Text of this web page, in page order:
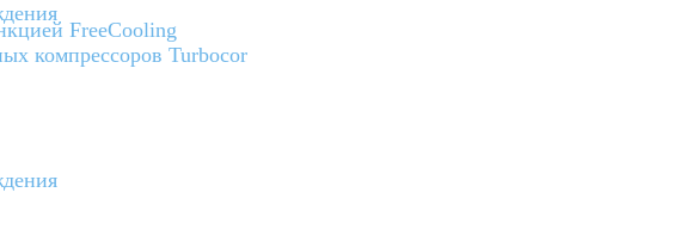
FreeCooling
компрессоров Turbocor